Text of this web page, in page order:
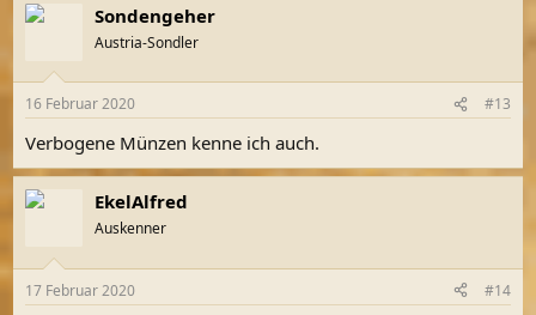
Sondengeher
Austria-Sondler
16 Februar 2020 #13
Verbogene Münzen kenne ich auch.
EkelAlfred
Auskenner
17 Februar 2020 #14